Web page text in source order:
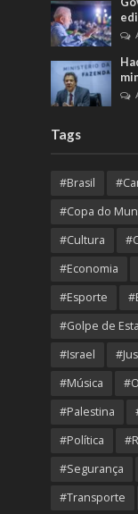
Tags
#Brasil
#Copa do
#Cultura
#Economia
#Esporte
#Golpe de
#Israel
#Música
#Palestina
#Política
#Segurança
#Transporte